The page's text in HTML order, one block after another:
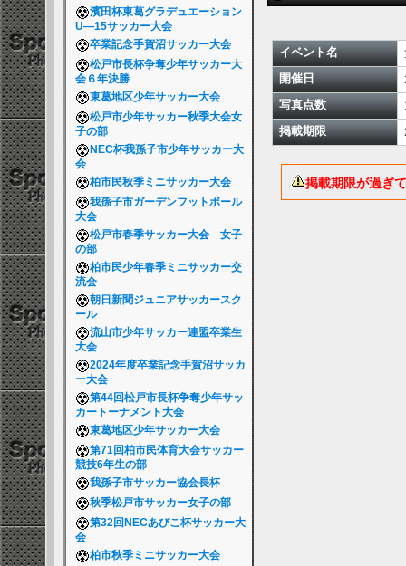
濱田杯東葛グラデュエーション
U―15サッカー大会
卒業記念手賀沼サッカー大会
松戸市長杯争奪少年サッカー大
会６年決勝
東葛地区少年サッカー大会
松戸市少年サッカー秋季大会女
子の部
NEC杯我孫子市少年サッカー大
会
柏市民秋季ミニサッカー大会
我孫子市ガーデンフットボール
大会
松戸市春季サッカー大会 女子
の部
柏市民少年春季ミニサッカー交
流会
朝日新聞ジュニアサッカースク
ール
流山市少年サッカー連盟卒業生
大会
2024年度卒業記念手賀沼サッカ
ー大会
第44回松戸市長杯争奪少年サッ
カートーナメント大会
東葛地区少年サッカー大会
第71回柏市民体育大会サッカー
競技6年生の部
我孫子市サッカー協会長杯
秋季松戸市サッカー女子の部
第32回NECあびこ杯サッカー大
会
柏市秋季ミニサッカー大会
イベント名
開催日
写真点数
掲載期限
掲載期限が過ぎ